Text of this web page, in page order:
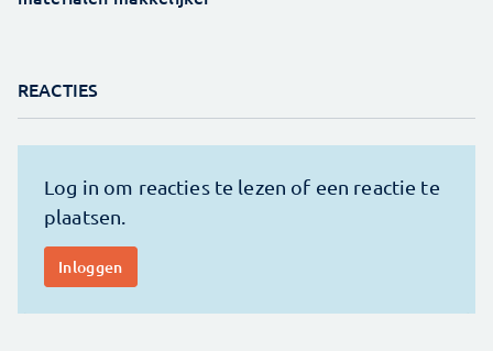
REACTIES